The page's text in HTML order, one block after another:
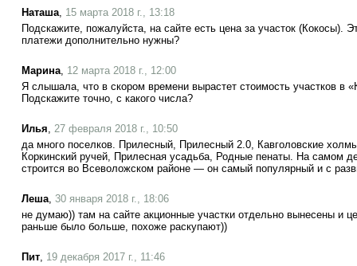
Наташа, 15 марта 2018 г., 13:18
Подскажите, пожалуйста, на сайте есть цена за участок (Кокосы).
платежи дополнительно нужны?
Марина, 12 марта 2018 г., 12:00
Я слышала, что в скором времени вырастет стоимость участков в
Подскажите точно, с какого числа?
Илья, 27 февраля 2018 г., 10:50
да много поселков. Прилесный, Прилесный 2.0, Кавголовские
Коркинский ручей, Прилесная усадьба, Родные пенаты. На самом
строится во Всеволожском районе — он самый популярный и с
Леша, 30 января 2018 г., 18:06
не думаю)) там на сайте акционные участки отдельно вынесены и
раньше было больше, похоже раскупают))
Пит, 19 декабря 2017 г., 11:46